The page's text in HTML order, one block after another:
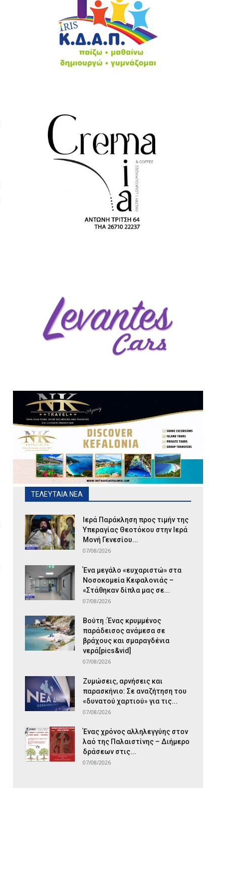
ΤΕΛΕΥΤΑΙΑ ΝΕΑ
Ιερά Παράκληση προς τιμήν της
Υπεραγίας Θεοτόκου στην Ιερά
Μονή Γενεσίου...
07/08/2026
Ένα μεγάλο «ευχαριστώ» στα
Νοσοκομεία Κεφαλονιάς –
«Στάθηκαν δίπλα μας σε...
07/08/2026
Βούτη :Ένας κρυμμένος
παράδεισος ανάμεσα σε
βράχους και σμαραγδένια
νερά[pics&vid]
07/08/2026
Ζυμώσεις, αρνήσεις και
παρασκήνιο: Σε αναζήτηση του
«δυνατού χαρτιού» για τις...
07/08/2026
Ένας χρόνος αλληλεγγύης στον
λαό της Παλαιστίνης – Διήμερο
δράσεων στις...
07/08/2026